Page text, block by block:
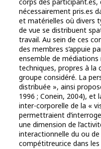
nécessairement pris.es
et matérielles où divers
de vue se distribuent
travail. Au sein de ces
des membres s’appuie
ensemble de
techniques, propres à la
groupe considéré. La
distribuée », ainsi
1996 ; Conein, 2004),
inter-corporelle de la «
permettraient
une dimension de
interactionnelle du ou
compétitreur.ice dans